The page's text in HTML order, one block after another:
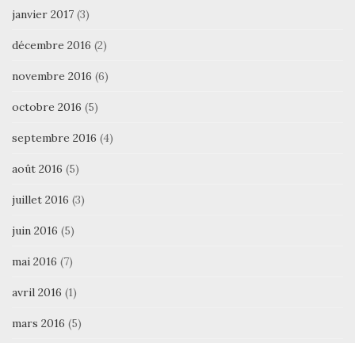
janvier 2017 (3)
décembre 2016 (2)
novembre 2016 (6)
octobre 2016 (5)
septembre 2016 (4)
août 2016 (5)
juillet 2016 (3)
juin 2016 (5)
mai 2016 (7)
avril 2016 (1)
mars 2016 (5)